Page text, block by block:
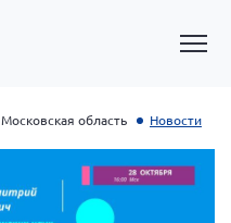
Московская область Новости